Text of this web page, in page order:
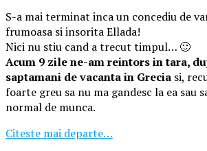
S-a mai terminat inca un concediu de
frumoasa si insorita Ellada!
Nici nu stiu cand a trecut timpul… 🙂
Acum 9 zile ne-am reintors in tara,
saptamani de vacanta in Grecia si,
foarte greu sa nu ma gandesc la ea
normal de munca.
Citeste mai departe…